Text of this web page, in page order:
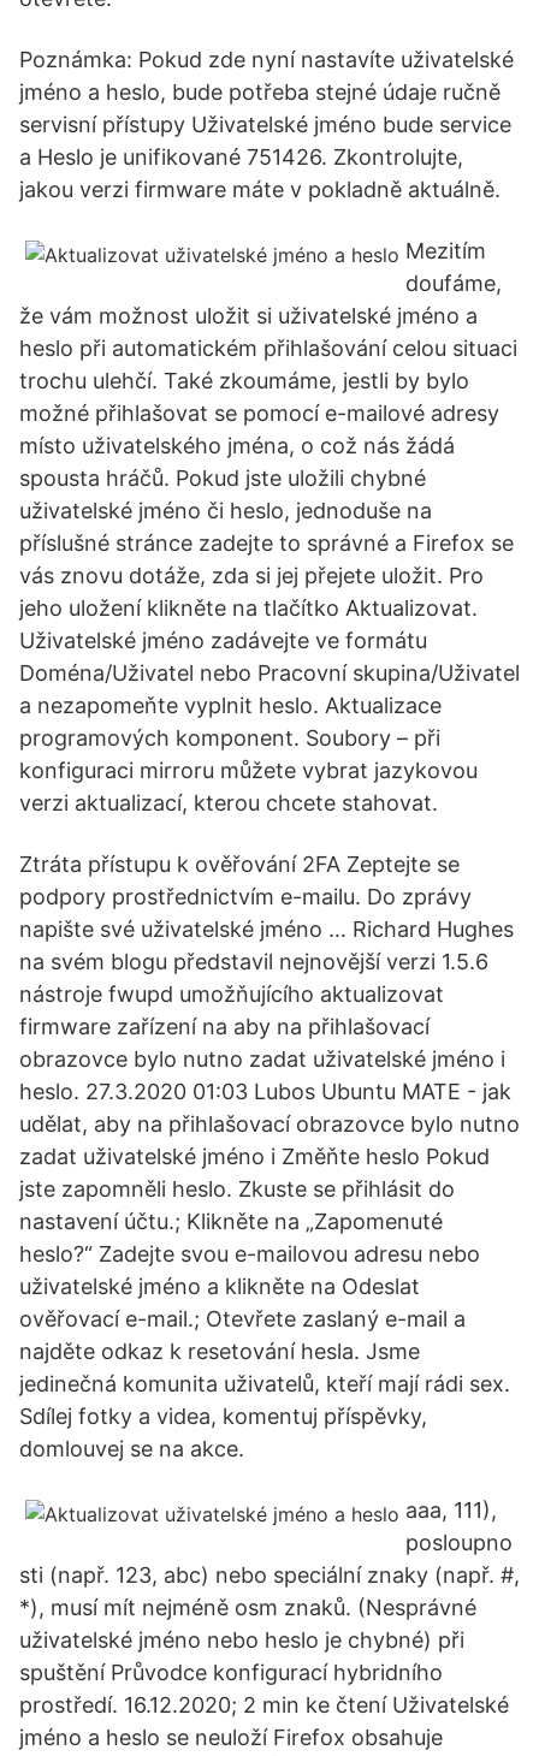
Poznámka: Pokud zde nyní nastavíte uživatelské
jméno a heslo, bude potřeba stejné údaje ručně
servisní přístupy Uživatelské jméno bude service
a Heslo je unifikované 751426. Zkontrolujte,
jakou verzi firmware máte v pokladně aktuálně.
Mezitím
doufáme,
že vám možnost uložit si uživatelské jméno a
heslo při automatickém přihlašování celou situaci
trochu ulehčí. Také zkoumáme, jestli by bylo
možné přihlašovat se pomocí e-mailové adresy
místo uživatelského jména, o což nás žádá
spousta hráčů. Pokud jste uložili chybné
uživatelské jméno či heslo, jednoduše na
příslušné stránce zadejte to správné a Firefox se
vás znovu dotáže, zda si jej přejete uložit. Pro
jeho uložení klikněte na tlačítko Aktualizovat.
Uživatelské jméno zadávejte ve formátu
Doména/Uživatel nebo Pracovní skupina/Uživatel
a nezapomeňte vyplnit heslo. Aktualizace
programových komponent. Soubory – při
konfiguraci mirroru můžete vybrat jazykovou
verzi aktualizací, kterou chcete stahovat.
Ztráta přístupu k ověřování 2FA Zeptejte se
podpory prostřednictvím e-mailu. Do zprávy
napište své uživatelské jméno … Richard Hughes
na svém blogu představil nejnovější verzi 1.5.6
nástroje fwupd umožňujícího aktualizovat
firmware zařízení na aby na přihlašovací
obrazovce bylo nutno zadat uživatelské jméno i
heslo. 27.3.2020 01:03 Lubos Ubuntu MATE - jak
udělat, aby na přihlašovací obrazovce bylo nutno
zadat uživatelské jméno i Změňte heslo Pokud
jste zapomněli heslo. Zkuste se přihlásit do
nastavení účtu.; Klikněte na „Zapomenuté
heslo?“ Zadejte svou e-mailovou adresu nebo
uživatelské jméno a klikněte na Odeslat
ověřovací e-mail.; Otevřete zaslaný e-mail a
najděte odkaz k resetování hesla. Jsme
jedinečná komunita uživatelů, kteří mají rádi sex.
Sdílej fotky a videa, komentuj příspěvky,
domlouvej se na akce.
aaa, 111),
posloupno
sti (např. 123, abc) nebo speciální znaky (např. #,
*), musí mít nejméně osm znaků. (Nesprávné
uživatelské jméno nebo heslo je chybné) při
spuštění Průvodce konfigurací hybridního
prostředí. 16.12.2020; 2 min ke čtení Uživatelské
jméno a heslo se neuloží Firefox obsahuje